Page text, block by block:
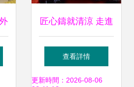
匠心鑄就清涼 走進
樹脂工藝品加工廠
的工藝扇世界
查看詳情
更新時間：2026-08-06